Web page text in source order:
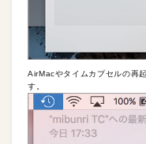
AirMacやタイムカプセルの再
す。